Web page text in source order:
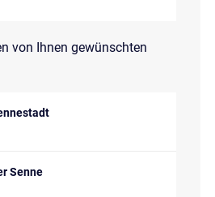
von Ihnen gewünschten
Senne